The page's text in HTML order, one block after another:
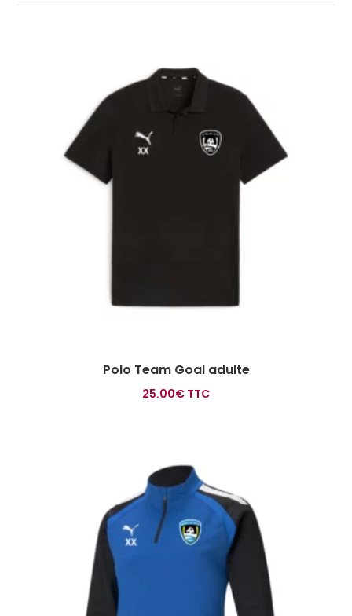
Polo Team Goal adulte
25.00€ TTC